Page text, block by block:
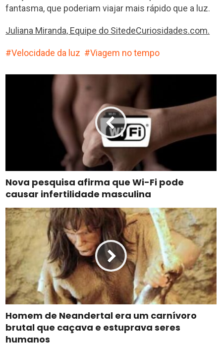
fantasma, que poderiam viajar mais rápido que a luz.
Juliana Miranda, Equipe do SitedeCuriosidades.com.
Velocidade da luz Viagem no tempo
Nova pesquisa afirma que Wi-Fi pode
causar infertilidade masculina
Homem de Neandertal era um carnívoro
brutal que caçava e estuprava seres
humanos